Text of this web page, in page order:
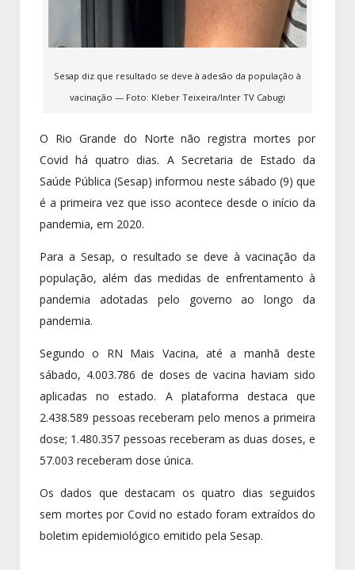
Sesap diz que resultado se deve à adesão da população à
vacinação — Foto: Kleber Teixeira/Inter TV Cabugi
O Rio Grande do Norte não registra mortes por
Covid há quatro dias. A Secretaria de Estado da
Saúde Pública (Sesap) informou neste sábado (9) que
é a primeira vez que isso acontece desde o início da
pandemia, em 2020.
Para a Sesap, o resultado se deve à vacinação da
população, além das medidas de enfrentamento à
pandemia adotadas pelo governo ao longo da
pandemia.
Segundo o RN Mais Vacina, até a manhã deste
sábado, 4.003.786 de doses de vacina haviam sido
aplicadas no estado. A plataforma destaca que
2.438.589 pessoas receberam pelo menos a primeira
dose; 1.480.357 pessoas receberam as duas doses, e
57.003 receberam dose única.
Os dados que destacam os quatro dias seguidos
sem mortes por Covid no estado foram extraídos do
boletim epidemiológico emitido pela Sesap.